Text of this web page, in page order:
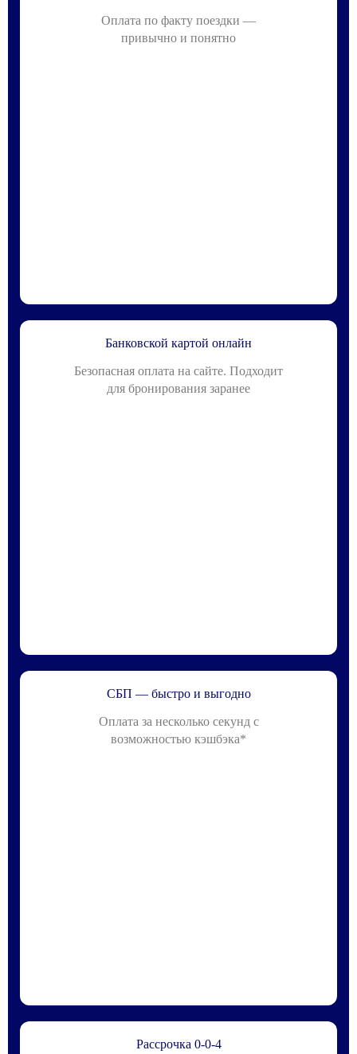
Оплата по факту поездки —
привычно и понятно
Банковской картой онлайн
Безопасная оплата на сайте. Подходит
для бронирования заранее
СБП — быстро и выгодно
Оплата за несколько секунд с
возможностью кэшбэка*
Рассрочка 0-0-4